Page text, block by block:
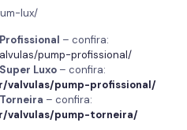
lux/
– confira:
pump-profissional/
Luxo– confira:
valvulas/pump-profissional/
– confira:
valvulas/pump-torneira/